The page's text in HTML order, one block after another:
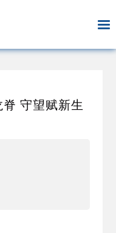
守望赋新生